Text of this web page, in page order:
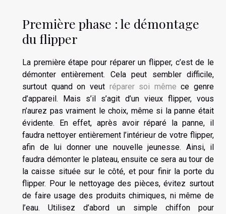
Première phase : le démontage
du flipper
La première étape pour réparer un flipper, c’est de le
démonter entièrement. Cela peut sembler difficile,
surtout quand on veut réparer soi même ce genre
d’appareil. Mais s’il s’agit d’un vieux flipper, vous
n’aurez pas vraiment le choix, même si la panne était
évidente. En effet, après avoir réparé la panne, il
faudra nettoyer entièrement l’intérieur de votre flipper,
afin de lui donner une nouvelle jeunesse. Ainsi, il
faudra démonter le plateau, ensuite ce sera au tour de
la caisse située sur le côté, et pour finir la porte du
flipper. Pour le nettoyage des pièces, évitez surtout
de faire usage des produits chimiques, ni même de
l’eau. Utilisez d’abord un simple chiffon pour